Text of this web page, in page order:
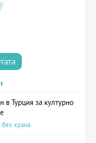
в Турция за културно
храна